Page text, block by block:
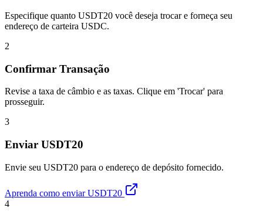
Especifique quanto USDT20 você deseja trocar e forneça seu
endereço de carteira USDC.
2
Confirmar Transação
Revise a taxa de câmbio e as taxas. Clique em 'Trocar' para
prosseguir.
3
Enviar USDT20
Envie seu USDT20 para o endereço de depósito fornecido.
Aprenda como enviar USDT20
4